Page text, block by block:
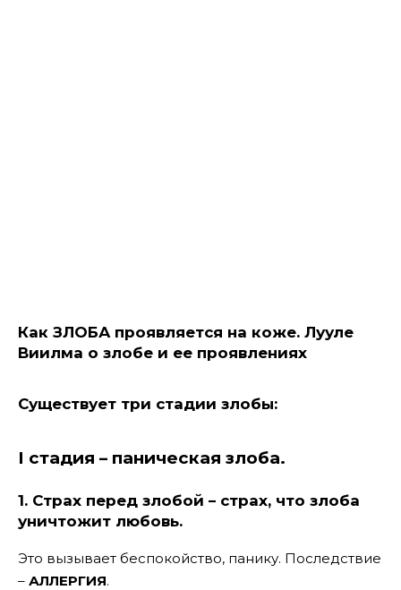
Как ЗЛОБА проявляется на коже. Лууле
Виилма о злобе и ее проявлениях
Существует три стадии злобы:
I стадия – паническая злоба.
1. Страх перед злобой – страх, что злоба
уничтожит любовь.
Это вызывает беспокойство, панику. Последствие
– АЛЛЕРГИЯ.